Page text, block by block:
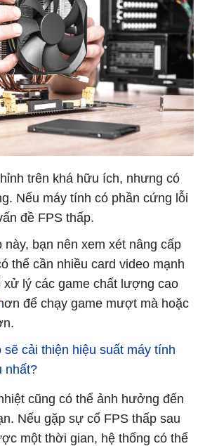
trên khá hữu ích, nhưng có
Nếu máy tính có phần cứng lỗi
đề FPS thấp.
bạn nên xem xét nâng cấp
thể cần nhiều card video mạnh
xử lý các game chất lượng cao
để chạy game mượt mà hoặc
sẽ cải thiện hiệu suất máy tính
nhất?
cũng có thể ảnh hưởng đến
Nếu gặp sự cố FPS thấp sau
một thời gian, hệ thống có thể